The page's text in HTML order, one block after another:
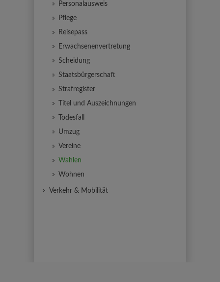
Personalausweis
Pflege
Reisepass
Erwachsenenvertretung
Scheidung
Staatsbürgerschaft
Strafregister
Titel und Auszeichnungen
Todesfall
Umzug
Vereine
Wahlen
Wohnen
Verkehr & Mobilität